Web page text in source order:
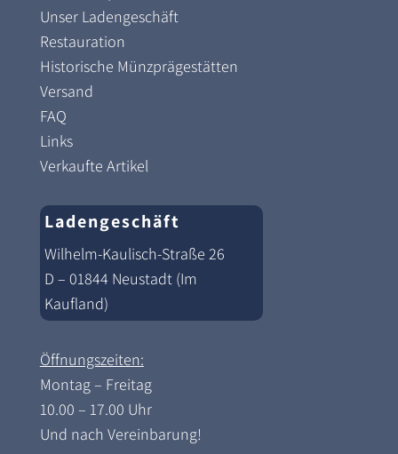
Unser Ladengeschäft
Restauration
Historische Münzprägestätten
Versand
FAQ
Links
Verkaufte Artikel
Ladengeschäft
Wilhelm-Kaulisch-Straße 26
D – 01844 Neustadt (Im
Kaufland)
Öffnungszeiten:
Montag – Freitag
10.00 – 17.00 Uhr
Und nach Vereinbarung!